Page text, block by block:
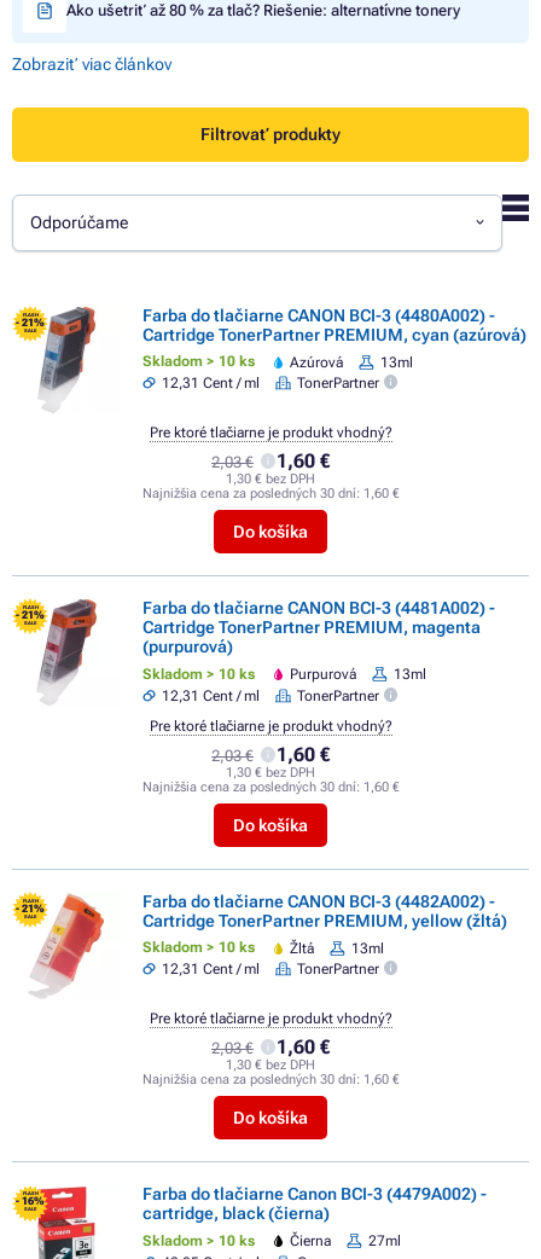
Ako ušetriť až 80 % za tlač? Riešenie: alternatívne tonery
Zobraziť viac článkov
Filtrovať produkty
Odporúčame
FLASH
- 21%
SALE
Farba do tlačiarne CANON BCI-3 (4480A002) -
Cartridge TonerPartner PREMIUM, cyan (azúrová)
Skladom > 10 ks Azúrová
13ml
12,31 Cent / ml
TonerPartner
2,03 € 1,60 €
1,30 € bez DPH
Najnižšia cena za posledných 30 dní: 1,60 €
Do košíka
Pre ktoré tlačiarne je produkt vhodný?
FLASH
- 21%
SALE
Farba do tlačiarne CANON BCI-3 (4481A002) -
Cartridge TonerPartner PREMIUM, magenta
(purpurová)
Skladom > 10 ks Purpurová
13ml
12,31 Cent / ml
TonerPartner
2,03 € 1,60 €
1,30 € bez DPH
Najnižšia cena za posledných 30 dní: 1,60 €
Do košíka
Pre ktoré tlačiarne je produkt vhodný?
FLASH
- 21%
SALE
Farba do tlačiarne CANON BCI-3 (4482A002) -
Cartridge TonerPartner PREMIUM, yellow (žltá)
Skladom > 10 ks Žltá
13ml
12,31 Cent / ml
TonerPartner
2,03 € 1,60 €
1,30 € bez DPH
Najnižšia cena za posledných 30 dní: 1,60 €
Do košíka
Pre ktoré tlačiarne je produkt vhodný?
FLASH
- 16%
SALE
Farba do tlačiarne Canon BCI-3 (4479A002) -
cartridge, black (čierna)
Skladom > 10 ks Čierna
27ml